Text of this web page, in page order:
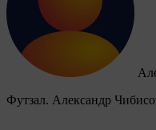
Футзал. Александр